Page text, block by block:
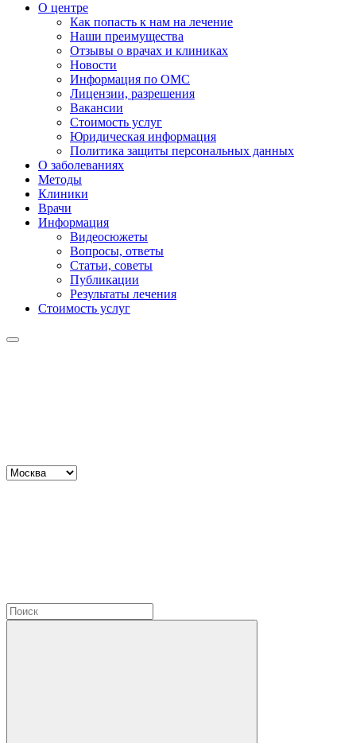
О центре
Как попасть к нам на лечение
Наши преимущества
Отзывы о врачах и клиниках
Новости
Информация по ОМС
Лицензии, разрешения
Вакансии
Стоимость услуг
Юридическая информация
Политика защиты персональных данных
О заболеваниях
Методы
Клиники
Врачи
Информация
Видеосюжеты
Вопросы, ответы
Статьи, советы
Публикации
Результаты лечения
Стоимость услуг